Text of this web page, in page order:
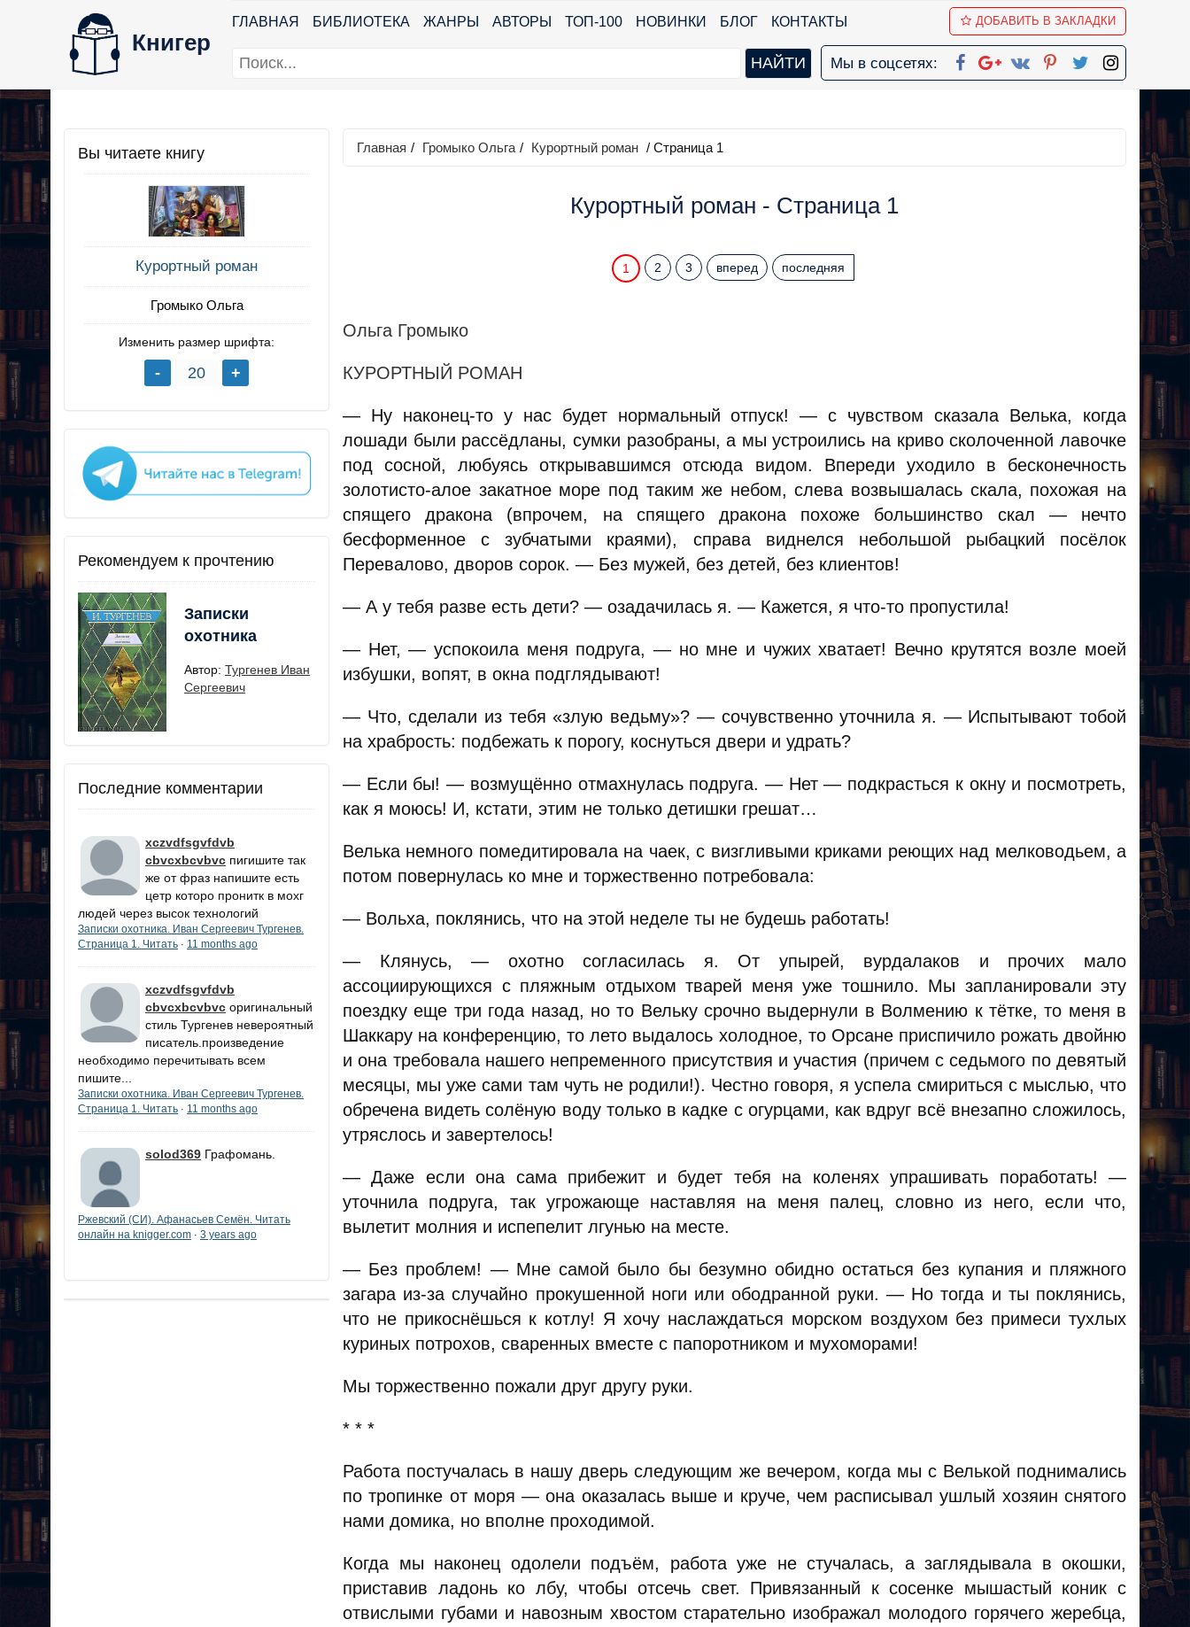
Книгер
ГЛАВНАЯ БИБЛИОТЕКА ЖАНРЫ АВТОРЫ ТОП-100 НОВИНКИ БЛОГ КОНТАКТЫ ДОБАВИТЬ В ЗАКЛАДКИ
Мы в соцсетях:
Вы читаете книгу
Курортный роман
Громыко Ольга
Изменить размер шрифта:
Рекомендуем к прочтению
Записки
охотника
Автор: Тургенев Иван
Сергеевич
Последние комментарии
xczvdfsgvfdvb
cbvcxbcvbvc пигишите так
же от фраз напишите есть
цетр которо пронитк в мохг
людей через высок технологий
Записки охотника. Иван Сергеевич Тургенев.
Страница 1. Читать · 11 months ago
xczvdfsgvfdvb
cbvcxbcvbvc оригинальный
стиль Тургенев невероятный
писатель.произведение
необходимо перечитывать всем
пишите...
Записки охотника. Иван Сергеевич Тургенев.
Страница 1. Читать · 11 months ago
solod369 Графомань.
Ржевский (СИ). Афанасьев Семён. Читать
онлайн на knigger.com · 3 years ago
Главная / Громыко Ольга / Курортный роман / Страница 1
Курортный роман - Страница 1
1 2 3 вперед последняя
Ольга Громыко
КУРОРТНЫЙ РОМАН
— Ну наконец-то у нас будет нормальный отпуск! — с чувством сказала Велька, когда
лошади были рассёдланы, сумки разобраны, а мы устроились на криво сколоченной лавочке
под сосной, любуясь открывавшимся отсюда видом. Впереди уходило в бесконечность
золотисто-алое закатное море под таким же небом, слева возвышалась скала, похожая на
спящего дракона (впрочем, на спящего дракона похоже большинство скал — нечто
бесформенное с зубчатыми краями), справа виднелся небольшой рыбацкий посёлок
Перевалово, дворов сорок. — Без мужей, без детей, без клиентов!
— А у тебя разве есть дети? — озадачилась я. — Кажется, я что-то пропустила!
— Нет, — успокоила меня подруга, — но мне и чужих хватает! Вечно крутятся возле моей
избушки, вопят, в окна подглядывают!
— Что, сделали из тебя «злую ведьму»? — сочувственно уточнила я. — Испытывают тобой
на храбрость: подбежать к порогу, коснуться двери и удрать?
— Если бы! — возмущённо отмахнулась подруга. — Нет — подкрасться к окну и посмотреть,
как я моюсь! И, кстати, этим не только детишки грешат…
Велька немного помедитировала на чаек, с визгливыми криками реющих над мелководьем, а
потом повернулась ко мне и торжественно потребовала:
— Вольха, поклянись, что на этой неделе ты не будешь работать!
— Клянусь, — охотно согласилась я. От упырей, вурдалаков и прочих мало
ассоциирующихся с пляжным отдыхом тварей меня уже тошнило. Мы запланировали эту
поездку еще три года назад, но то Вельку срочно выдернули в Волмению к тётке, то меня в
Шаккару на конференцию, то лето выдалось холодное, то Орсане приспичило рожать двойню
и она требовала нашего непременного присутствия и участия (причем с седьмого по девятый
месяцы, мы уже сами там чуть не родили!). Честно говоря, я успела смириться с мыслью, что
обречена видеть солёную воду только в кадке с огурцами, как вдруг всё внезапно сложилось,
утряслось и завертелось!
— Даже если она сама прибежит и будет тебя на коленях упрашивать поработать! —
уточнила подруга, так угрожающе наставляя на меня палец, словно из него, если что,
вылетит молния и испепелит лгунью на месте.
— Без проблем! — Мне самой было бы безумно обидно остаться без купания и пляжного
загара из-за случайно прокушенной ноги или ободранной руки. — Но тогда и ты поклянись,
что не прикоснёшься к котлу! Я хочу наслаждаться морском воздухом без примеси тухлых
куриных потрохов, сваренных вместе с папоротником и мухоморами!
Мы торжественно пожали друг другу руки.
* * *
Работа постучалась в нашу дверь следующим же вечером, когда мы с Велькой поднимались
по тропинке от моря — она оказалась выше и круче, чем расписывал ушлый хозяин снятого
нами домика, но вполне проходимой.
Когда мы наконец одолели подъём, работа уже не стучалась, а заглядывала в окошки,
приставив ладонь ко лбу, чтобы отсечь свет. Привязанный к сосенке мышастый коник с
отвислыми губами и навозным хвостом старательно изображал молодого горячего жеребца,